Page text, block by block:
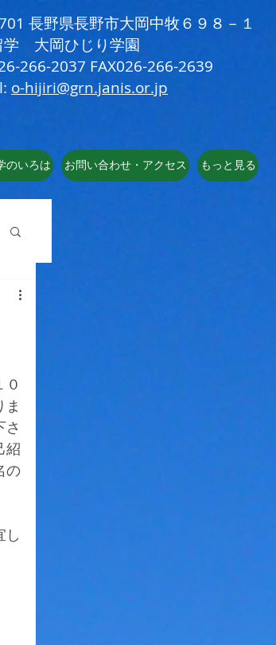
長野県長野市大岡中牧６９８－１
学 大岡ひじり学園
266-2037 FAX026-266-2639
o-hijiri@grn.janis.or.jp
のいろは お問い合わせ・アクセス もっと見る
０
ま
さ
紹
の
し